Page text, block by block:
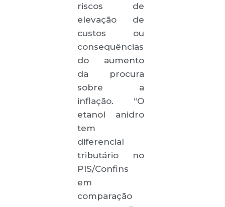
riscos de
elevação de
custos ou
consequências
do aumento
da procura
sobre a
inflação. “O
etanol anidro
tem
diferencial
tributário no
PIS/Confins
em
comparação